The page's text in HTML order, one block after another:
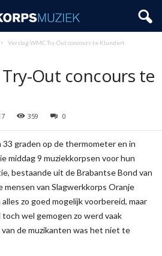
Verslag WMC Try-Out concours te Klundert
Try-Out concours te
359 0
33 graden op de thermometer en in
middag 9 muziekkorpsen voor hun
bestaande uit de Brabantse Bond van
van Slagwerkkorps Oranje
zo goed mogelijk voorbereid, maar
wel gemogen zo werd vaak
de muzikanten was het niet te